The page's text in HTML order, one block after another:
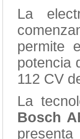
La
permite
potencia
112 CV
La
Bosch